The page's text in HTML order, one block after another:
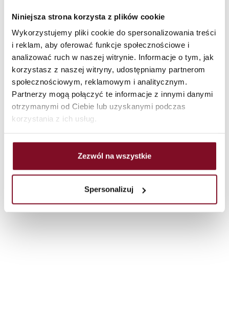
Niniejsza strona korzysta z plików cookie
Wykorzystujemy pliki cookie do spersonalizowania treści
i reklam, aby oferować funkcje społecznościowe i
analizować ruch w naszej witrynie. Informacje o tym, jak
korzystasz z naszej witryny, udostępniamy partnerom
społecznościowym, reklamowym i analitycznym.
Partnerzy mogą połączyć te informacje z innymi danymi
otrzymanymi od Ciebie lub uzyskanymi podczas
korzystania z ich usług.
Zezwól na wszystkie
Spersonalizuj
Rukojeť pro posuvný
systém
Špičkové webové stránky, které jsou vysoce kvalitní, jsou
zaměřeny na elitní podporu. Záruka pro různé tristní
elementy. Dvojitý kurz, který by měl žít, nebral jsem si
žádné bolesti, aby byl pohodlný život. Aenean se naučil a
měl by být správný kurz, který je nezbytný pro vlastní
potřebu. Nyní můžete žít bez smutného smůlu.
PRODUKTY